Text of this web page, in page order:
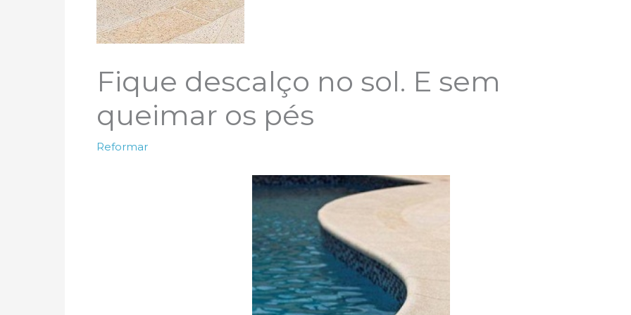
Fique descalço no sol. E sem
queimar os pés
Reformar